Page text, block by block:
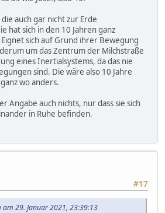
auch gar nicht zur Erde
hat sich in den 10 Jahren ganz
sich auf Grund ihrer Bewegung
um das Zentrum der Milchstraße
eines Inertialsystems, da das nie
sind. Die wäre also 10 Jahre
wo anders.
Angabe auch nichts, nur dass sie sich
in Ruhe befinden.
#17
29. Januar 2021, 23:39:13